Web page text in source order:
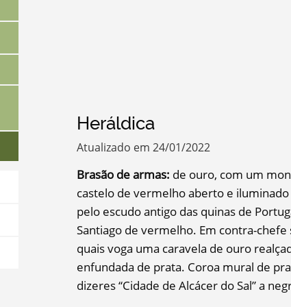
Heráldica
Atualizado em 24/01/2022
Brasão de armas: de ouro, com um
castelo de vermelho aberto e
pelo escudo antigo das quinas de
Santiago de vermelho. Em contra-
quais voga uma caravela de ouro
enfundada de prata. Coroa mural de
dizeres “Cidade de Alcácer do Sal” a